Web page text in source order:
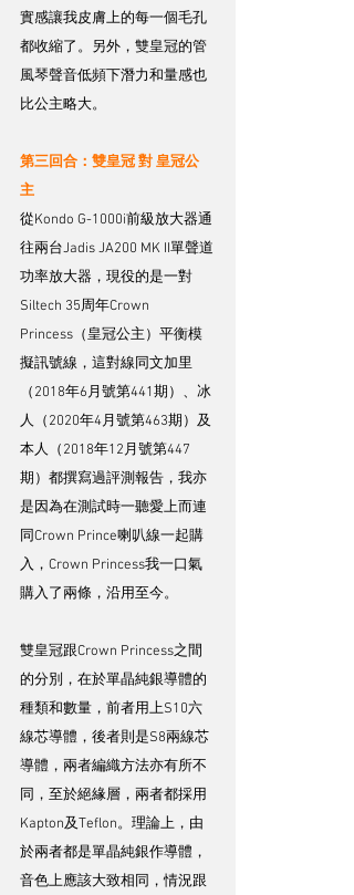
實感讓我皮膚上的每一個毛孔
都收縮了。另外，雙皇冠的管
風琴聲音低頻下潛力和量感也
比公主略大。
第三回合：雙皇冠 對 皇冠公
主
從Kondo G-1000i前級放大器通
往兩台Jadis JA200 MK II單聲道
功率放大器，現役的是一對
Siltech 35周年Crown
Princess（皇冠公主）平衡模
擬訊號線，這對線同文加里
（2018年6月號第441期）、冰
人（2020年4月號第463期）及
本人（2018年12月號第447
期）都撰寫過評測報告，我亦
是因為在測試時一聽愛上而連
同Crown Prince喇叭線一起購
入，Crown Princess我一口氣
購入了兩條，沿用至今。
雙皇冠跟Crown Princess之間
的分別，在於單晶純銀導體的
種類和數量，前者用上S10六
線芯導體，後者則是S8兩線芯
導體，兩者編織方法亦有所不
同，至於絕緣層，兩者都採用
Kapton及Teflon。理論上，由
於兩者都是單晶純銀作導體，
音色上應該大致相同，情況跟